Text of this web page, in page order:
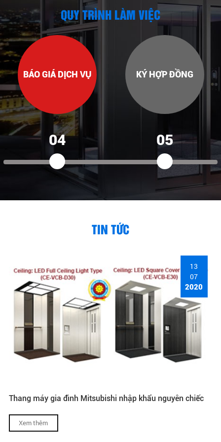
QUY TRÌNH LÀM VIỆC
BÁO GIÁ DỊCH VỤ
04
KÝ HỢP ĐỒNG
05
TIN TỨC
13
07
2020
Thang máy gia đình Mitsubishi nhập khẩu nguyên chiếc
Xem thêm